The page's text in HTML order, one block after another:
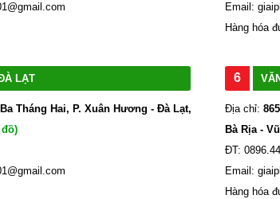
Email:
Hàng hóa
LẠT
Tháng Hai, P. Xuân Hương - Đà Lạt,
6
Địa chỉ:
Bà Rịa -
ĐT:
Email:
Hàng hóa